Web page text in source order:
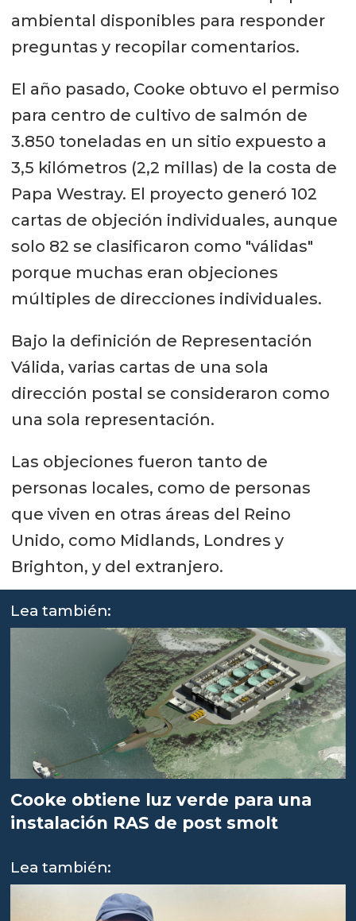
ambiental disponibles para responder
preguntas y recopilar comentarios.
El año pasado, Cooke obtuvo el permiso
para centro de cultivo de salmón de
3.850 toneladas en un sitio expuesto a
3,5 kilómetros (2,2 millas) de la costa de
Papa Westray. El proyecto generó 102
cartas de objeción individuales, aunque
solo 82 se clasificaron como "válidas"
porque muchas eran objeciones
múltiples de direcciones individuales.
Bajo la definición de Representación
Válida, varias cartas de una sola
dirección postal se consideraron como
una sola representación.
Las objeciones fueron tanto de
personas locales, como de personas
que viven en otras áreas del Reino
Unido, como Midlands, Londres y
Brighton, y del extranjero.
Lea también:
Cooke obtiene luz verde para una
instalación RAS de post smolt
Lea también: